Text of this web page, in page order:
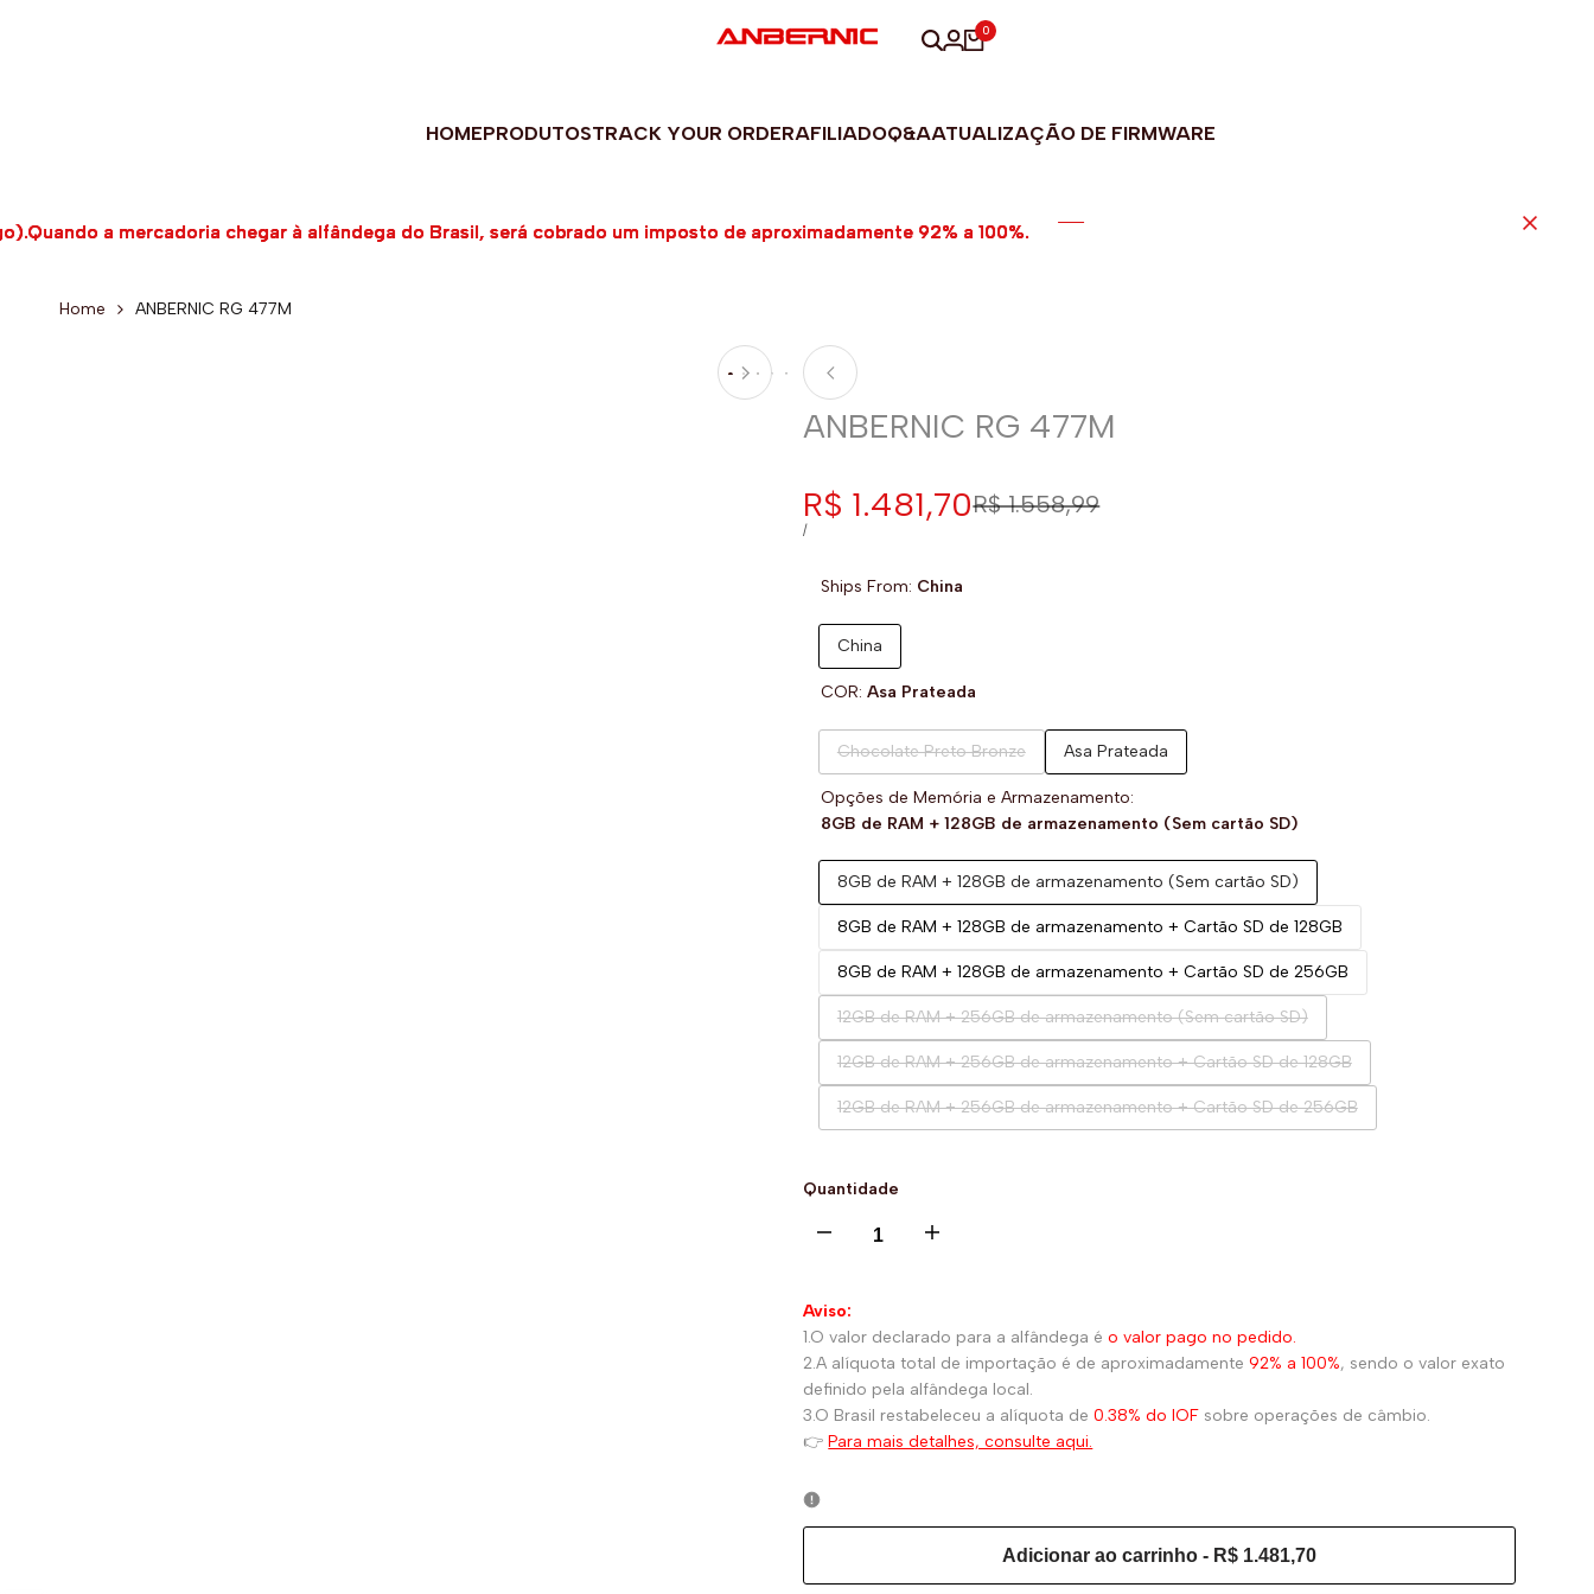
0
HOMEPRODUTOSTRACK YOUR ORDERAFILIADOQ&AATUALIZAÇÃO DE FIRMWARE
a mercadoria chegar à alfândega do Brasil, será cobrado um imposto de aproximadamente 92% a 100%.
a mercadoria chegar à alfândega do Brasil, será cobrado um imposto de aproximadamente 92% a 100%.
a mercadoria chegar à alfândega do Brasil, será cobrado um imposto de aproximadamente 92% a 100%.
Home ANBERNIC RG 477M
ANBERNIC RG 477M
Preço
R$ 1.558,99
Preço
de
venda
R$ 1.481,70
PREÇO
/POR
Ships From: China
China
COR: Asa Prateada
Variante
esgotada
Chocolate Preto Bronze Asa Prateada
Opções de Memória e Armazenamento:
8GB de RAM + 128GB de armazenamento (Sem cartão SD)
8GB de RAM + 128GB de armazenamento (Sem cartão SD)
8GB de RAM + 128GB de armazenamento + Cartão SD de 128GB
8GB de RAM + 128GB de armazenamento + Cartão SD de 256GB
Variante
esgotada
12GB de RAM + 256GB de armazenamento (Sem cartão SD)
Variante
esgotada
12GB de RAM + 256GB de armazenamento + Cartão SD de 128GB
Variante
esgotada
12GB de RAM + 256GB de armazenamento + Cartão SD de 256GB
Quantidade
I18n
Missing
interpolation
value
"product"
I18n
Missing
interpolation
value
Aviso:
1.O valor declarado para a alfândega éo valor pago no pedido.
2.A alíquota total de importação é de aproximadamente92% a 100%, sendo o valor exato
definido pela alfândega local.
3.O Brasil restabeleceu a alíquota de0.38% do IOF sobre operações de câmbio.
👉Para mais detalhes, consulte aqui.
Adicionar ao carrinho - R$ 1.481,70